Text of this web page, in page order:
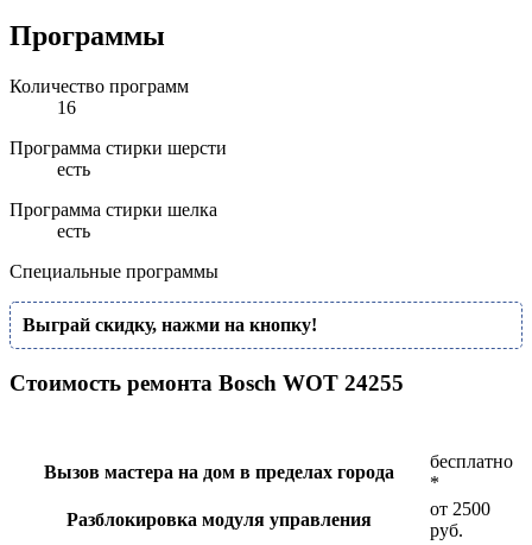
Программы
Количество программ
16
Программа стирки шерсти
есть
Программа стирки шелка
есть
Специальные программы
Выграй скидку, нажми на кнопку!
Стоимость ремонта Bosch WOT 24255
Вызов мастера на дом в пределах города
бесплатно
*
Разблокировка модуля управления
от 2500
руб.